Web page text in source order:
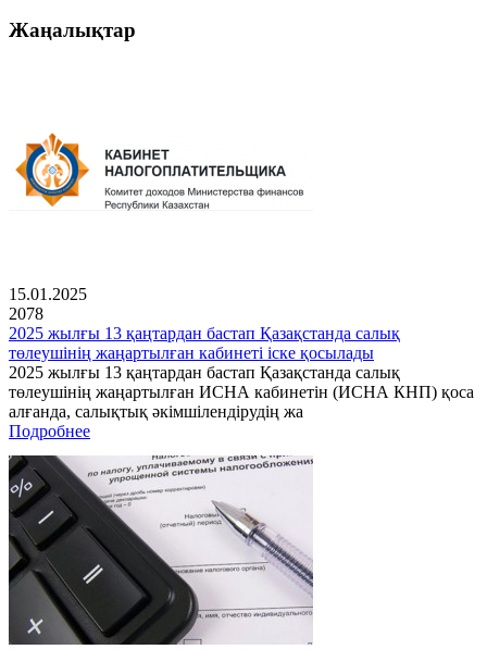
Жаңалықтар
15.01.2025
2078
2025 жылғы 13 қаңтардан бастап Қазақстанда салық
төлеушінің жаңартылған кабинеті іске қосылады
2025 жылғы 13 қаңтардан бастап Қазақстанда салық
төлеушінің жаңартылған ИСНА кабинетін (ИСНА КНП) қоса
алғанда, салықтық әкімшілендірудің жа
Подробнее